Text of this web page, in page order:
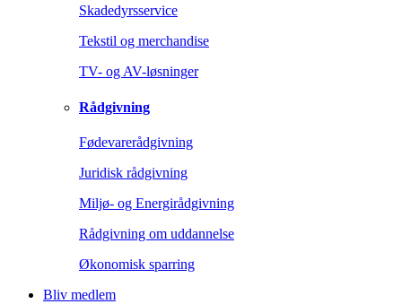
Skadedyrsservice
Tekstil og merchandise
TV- og AV-løsninger
Rådgivning
Fødevarerådgivning
Juridisk rådgivning
Miljø- og Energirådgivning
Rådgivning om uddannelse
Økonomisk sparring
Bliv medlem